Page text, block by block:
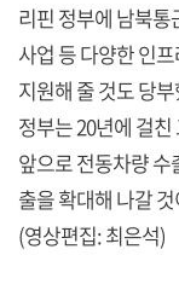
리핀 정부에 남북
사업 등 다양한 인
지원해 줄 것도 당
정부는 20년에 걸
앞으로 전동차량 수
출을 확대해 나갈
(영상편집: 최은석)